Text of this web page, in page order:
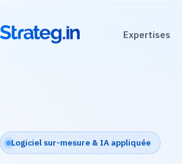
Expertises
Logiciel sur-mesure & IA appliquée